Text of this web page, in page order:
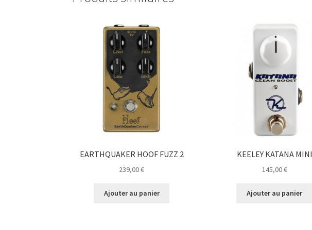
EARTHQUAKER HOOF FUZZ 2
239,00€
Ajouter au panier
KEELEY KATANA MINI
145,00€
Ajouter au panier